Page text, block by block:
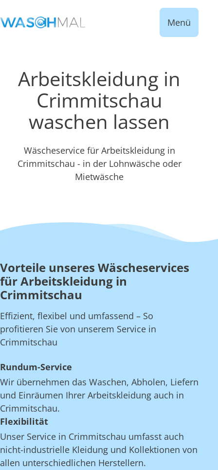
Menü
Arbeitskleidung in
Crimmitschau
waschen lassen
Wäscheservice für Arbeitskleidung in
Crimmitschau - in der Lohnwäsche oder
Mietwäsche
Vorteile unseres Wäscheservices
für Arbeitskleidung in
Crimmitschau
Effizient, flexibel und umfassend – So
profitieren Sie von unserem Service in
Crimmitschau
Rundum-Service
Wir übernehmen das Waschen, Abholen, Liefern
und Einräumen Ihrer Arbeitskleidung auch in
Crimmitschau.
Flexibilität
Unser Service in Crimmitschau umfasst auch
nicht-industrielle Kleidung und Kollektionen von
allen unterschiedlichen Herstellern.